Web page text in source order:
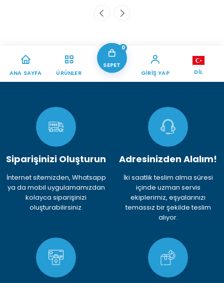
ANA SAYFA ÜRÜNLER
0
SEPET
GIRIŞ YAP
DIL
Siparişinizi Oluşturun
İnternet sitemizden, Whatsapp
ya da mobil uygulamamızdan
kolayca siparişinizi
oluşturabilirsiniz.
Adresinizden Alalım!
İki saatlik teslim alma süresi
içinde uzman servis
ekiplerimiz, eşyalarınızı
temassız bir şekilde teslim
alıyor.